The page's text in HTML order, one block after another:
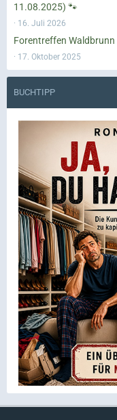
11.08.2025) 🐾
16. Juli 2026
Forentreffen
17. Oktober 2025
BUCHTIPP